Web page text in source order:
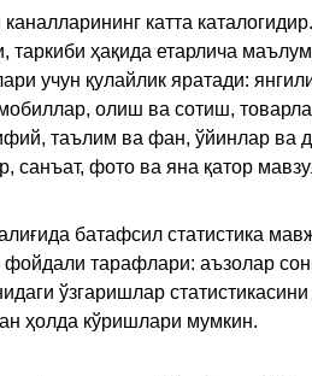
катта
ҳақида етарлича
учун қулайлик яратади:
олиш ва сотиш,
таълим ва фан, ўйинлар ва
санъат, фото ва яна қатор
батафсил статистика
тарафлари: аъзолар
ўзгаришлар
ҳолда кўришлари мумкин.